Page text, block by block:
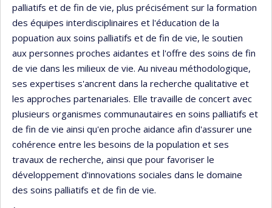
palliatifs et de fin de vie, plus précisément sur la formation
des équipes interdisciplinaires et l'éducation de la
popuation aux soins palliatifs et de fin de vie, le soutien
aux personnes proches aidantes et l'offre des soins de fin
de vie dans les milieux de vie. Au niveau méthodologique,
ses expertises s'ancrent dans la recherche qualitative et
les approches partenariales. Elle travaille de concert avec
plusieurs organismes communautaires en soins palliatifs et
de fin de vie ainsi qu'en proche aidance afin d'assurer une
cohérence entre les besoins de la population et ses
travaux de recherche, ainsi que pour favoriser le
développement d'innovations sociales dans le domaine
des soins palliatifs et de fin de vie.